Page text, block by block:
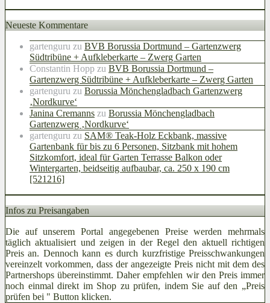
Neueste Kommentare
gartenguru zu BVB Borussia Dortmund – Gartenzwerg
Südtribüne + Aufkleberkarte – Zwerg Garten
Constantin Hopp zu BVB Borussia Dortmund –
Gartenzwerg Südtribüne + Aufkleberkarte – Zwerg Garten
gartenguru zu Borussia Mönchengladbach Gartenzwerg
‚Nordkurve‘
Janina Cremanns zu Borussia Mönchengladbach
Gartenzwerg ‚Nordkurve‘
gartenguru zu SAM® Teak-Holz Eckbank, massive
Gartenbank für bis zu 6 Personen, Sitzbank mit hohem
Sitzkomfort, ideal für Garten Terrasse Balkon oder
Wintergarten, beidseitig aufbaubar, ca. 250 x 190 cm
[521216]
Infos zu Preisangaben
Die auf unserem Portal angegebenen Preise werden mehrmals
täglich aktualisiert und zeigen in der Regel den aktuell richtigen
Preis an. Dennoch kann es durch kurzfristige Preisschwankungen
vereinzelt vorkommen, dass der angezeigte Preis nicht mit dem des
Partnershops übereinstimmt. Daher empfehlen wir den Preis immer
noch einmal direkt im Shop zu prüfen, indem Sie auf den „Preis
prüfen bei " Button klicken.